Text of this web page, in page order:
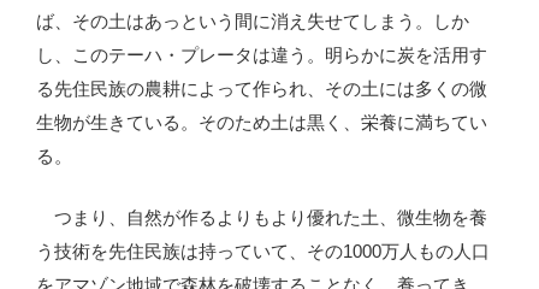
ば、その土はあっという間に消え失せてしまう。しか
し、このテーハ・プレータは違う。明らかに炭を活用す
る先住民族の農耕によって作られ、その土には多くの微
生物が生きている。そのため土は黒く、栄養に満ちてい
る。
つまり、自然が作るよりもより優れた土、微生物を養
う技術を先住民族は持っていて、その1000万人もの人口
をアマゾン地域で森林を破壊することなく、養ってき